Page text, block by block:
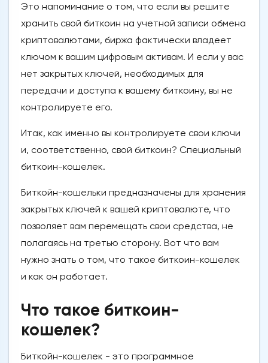
Это напоминание о том, что если вы решите
хранить свой биткоин на учетной записи обмена
криптовалютами, биржа фактически владеет
ключом к вашим цифровым активам. И если у вас
нет закрытых ключей, необходимых для
передачи и доступа к вашему биткоину, вы не
контролируете его.
Итак, как именно вы контролируете свои ключи
и, соответственно, свой биткоин? Специальный
биткоин-кошелек.
Биткойн-кошельки предназначены для хранения
закрытых ключей к вашей криптовалюте, что
позволяет вам перемещать свои средства, не
полагаясь на третью сторону. Вот что вам
нужно знать о том, что такое биткоин-кошелек
и как он работает.
Что такое биткоин-
кошелек?
Биткойн-кошелек - это программное